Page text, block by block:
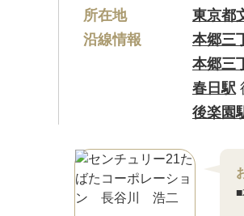
所在地 東京都
沿線情報
本郷三
本郷三
春日駅
後楽園